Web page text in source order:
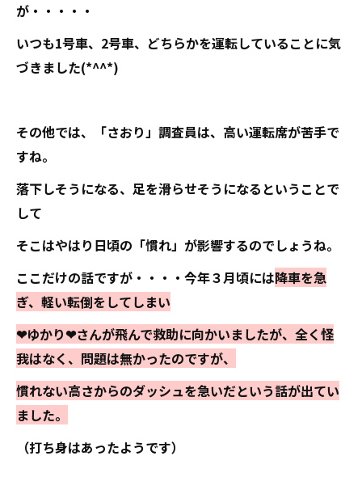
が・・・・・
いつも1号車、2号車、どちらかを運転していることに気
づきました(*^^*)
その他では、「さおり」調査員は、高い運転席が苦手で
すね。
落下しそうになる、足を滑らせそうになるということで
して
そこはやはり日頃の「慣れ」が影響するのでしょうね。
ここだけの話ですが・・・・今年３月頃には降車を急
ぎ、軽い転倒をしてしまい
❤ゆかり❤さんが飛んで救助に向かいましたが、全く怪
我はなく、問題は無かったのですが、
慣れない高さからのダッシュを急いだという話が出てい
ました。
（打ち身はあったようです）